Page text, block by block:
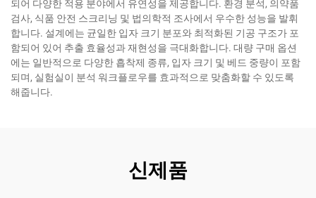
되어 다양한 적용 분야에서 유연성을 제공합니다. 환경 분석, 의약품
검사, 식품 안전 스크리닝 및 법의학적 조사에서 우수한 성능을 발휘
합니다. 설계에는 균일한 입자 크기 분포와 최적화된 기공 구조가 포
함되어 있어 추출 효율성과 재현성을 극대화합니다. 대량 구매 옵션
에는 일반적으로 다양한 흡착제 종류, 입자 크기 및 베드 중량이 포함
되며, 실험실이 분석 워크플로우를 효과적으로 맞춤화할 수 있도록
해줍니다.
신제품